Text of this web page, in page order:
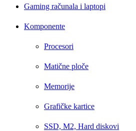
Gaming računala i laptopi
Komponente
Procesori
Matične ploče
Memorije
Grafičke kartice
SSD, M2, Hard diskovi